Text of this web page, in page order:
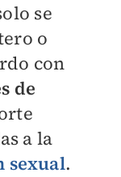
se
o
con
de
a la
sexual.